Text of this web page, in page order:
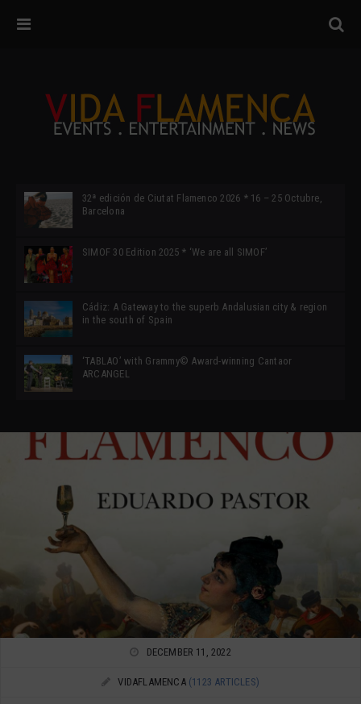
32ª edición de Ciutat Flamenco 2026 * 16 – 25 Octubre,
Barcelona
SIMOF 30 Edition 2025 * ‘We are all SIMOF’
Cádiz: A Gateway to the superb Andalusian city & region
in the south of Spain
‘TABLAO’ with Grammy© Award-winning Cantaor
ARCANGEL
DECEMBER 11, 2022
VIDAFLAMENCA (1123 ARTICLES)